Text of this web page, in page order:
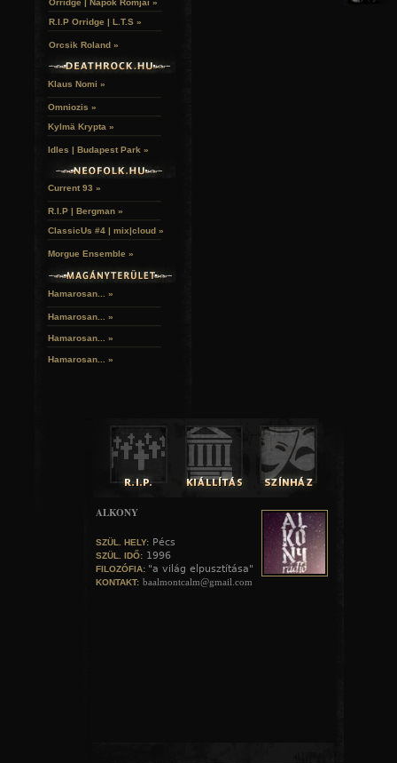
R.I.P Orridge | L.T.S »
Orcsik Roland »
Klaus Nomi »
Omniozis »
Kylmä Krypta »
Idles | Budapest Park »
Current 93 »
R.I.P | Bergman »
ClassicUs #4 | mix|cloud »
Morgue Ensemble »
Hamarosan... »
Hamarosan... »
Hamarosan... »
Hamarosan... »
ALKONY
SZÜL. HELY: Pécs
SZÜL. IDŐ: 1996
FILOZÓFIA: "a világ elpusztítása"
KONTAKT: baalmontcalm@gmail.com